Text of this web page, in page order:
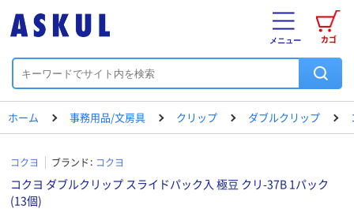
カゴ
メニュー
ホーム 事務用品/文房具 クリップ ダブルクリップ
コクヨ ブランド： コクヨ
コクヨ ダブルクリップ スライドパック入 極豆 クリ-37B 1パック
(13個)